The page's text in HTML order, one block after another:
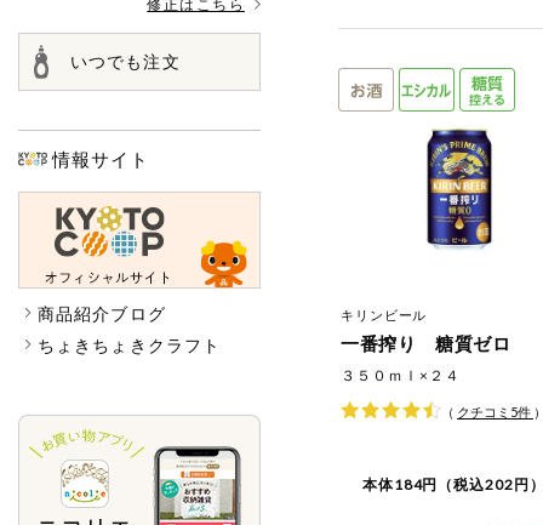
修正はこちら
いつでも注文
情報サイト
商品紹介ブログ
ちょきちょきクラフト
キリンビール
一番搾り 糖質ゼロ
３５０ｍｌ×２４
（ クチコミ 5件
本体184円（税込202円